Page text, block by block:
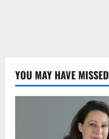
YOU MAY HAVE MISSED